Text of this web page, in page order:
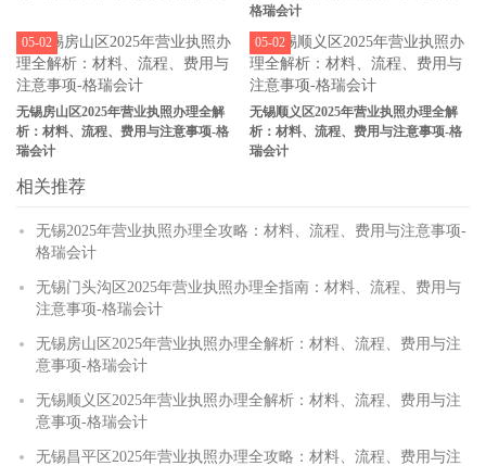
格瑞会计
无锡房山区2025年营业执照办理全解
析：材料、流程、费用与注意事项-格
瑞会计
05-02
无锡顺义区2025年营业执照办理全解
析：材料、流程、费用与注意事项-格
瑞会计
05-02
相关推荐
无锡2025年营业执照办理全攻略：材料、流程、费用与注意事项-
格瑞会计
无锡门头沟区2025年营业执照办理全指南：材料、流程、费用与
注意事项-格瑞会计
无锡房山区2025年营业执照办理全解析：材料、流程、费用与注
意事项-格瑞会计
无锡顺义区2025年营业执照办理全解析：材料、流程、费用与注
意事项-格瑞会计
无锡昌平区2025年营业执照办理全攻略：材料、流程、费用与注